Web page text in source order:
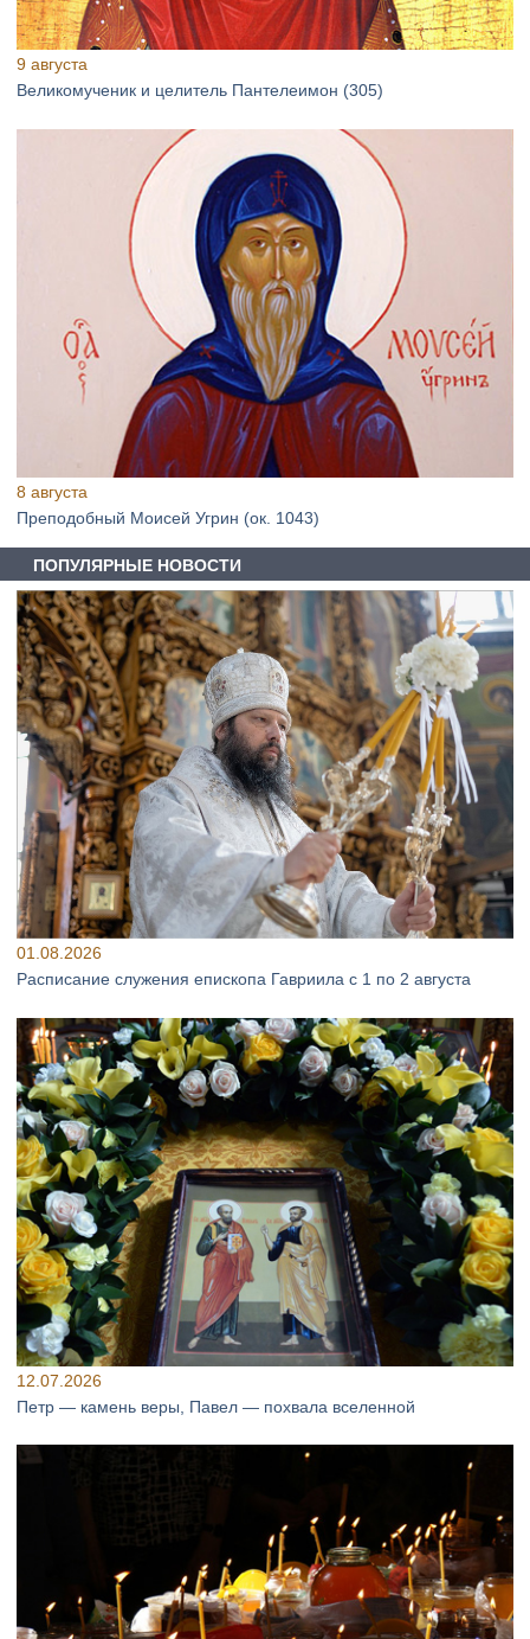
9 августа
Великомученик и целитель Пантелеимон (305)
8 августа
Преподобный Моисей Угрин (ок. 1043)
ПОПУЛЯРНЫЕ НОВОСТИ
01.08.2026
Расписание служения епископа Гавриила с 1 по 2 августа
12.07.2026
Петр — камень веры, Павел — похвала вселенной